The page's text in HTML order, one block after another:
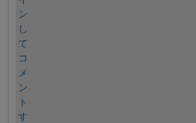
ン
し
て
コ
メ
ン
ト
す